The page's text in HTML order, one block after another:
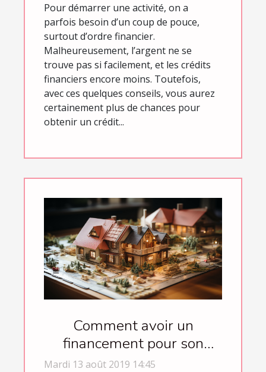
Pour démarrer une activité, on a
parfois besoin d’un coup de pouce,
surtout d’ordre financier.
Malheureusement, l’argent ne se
trouve pas si facilement, et les crédits
financiers encore moins. Toutefois,
avec ces quelques conseils, vous aurez
certainement plus de chances pour
obtenir un crédit...
Comment avoir un
financement pour son
projet ?
Mardi 13 août 2019 14:45